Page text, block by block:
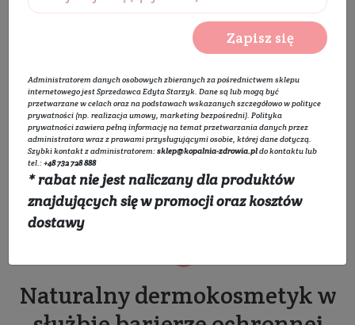
Serum kojące z beta-
glukanem DERMOSOPHY
Naturalny dermokosmetyk w
Zapisz się
Administratorem danych osobowych zbieranych za pośrednictwem sklepu
internetowego jest Sprzedawca Edyta Starzyk. Dane są lub mogą być
przetwarzane w celach oraz na podstawach wskazanych szczegółowo wpolityce
prywatności (np. realizacja umowy, marketing bezpośredni). Polityka
prywatnościzawiera pełną informację na temat przetwarzania danych przez
administratora wraz z prawami przysługującymi osobie, której dane dotyczą.
Szybki kontakt z administratorem:sklep@kopalnia-zdrowia.pldo kontaktu lub
tel.:+48 732 728 888
* rabat nie jest naliczany dla produktów
znajdujących się w promocji oraz kosztów
dostawy